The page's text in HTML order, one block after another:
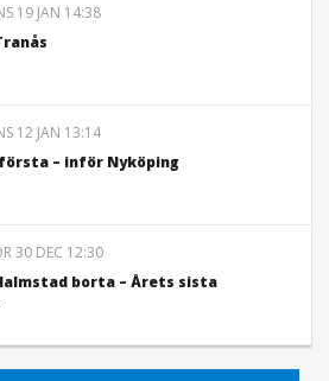
19 JAN 14:38
12 JAN 13:14
– inför Nyköping
30 DEC 12:30
borta – Årets sista